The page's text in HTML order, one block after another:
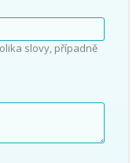
slovy, případně